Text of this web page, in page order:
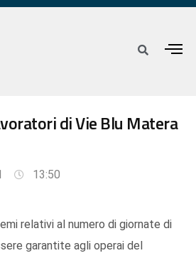
di Vie Blu Matera
13:50
relativi al numero di giornate di
garantite agli operai del